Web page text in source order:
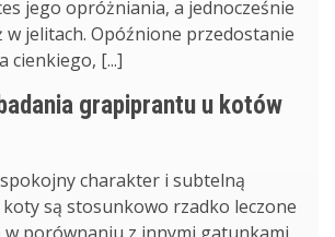
jego opróżniania, a jednocześnie
w jelitach. Opóźnione przedostanie
cienkiego, [...]
grapiprantu u kotów
charakter i subtelną
są stosunkowo rzadko leczone
porównaniu z innymi gatunkami